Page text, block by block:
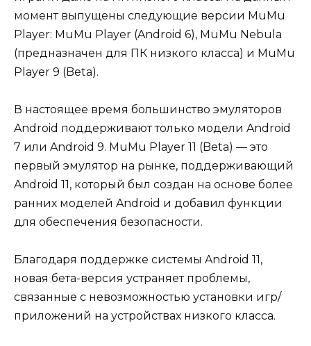
момент выпущены следующие версии MuMu
Player: MuMu Player (Android 6), MuMu Nebula
(предназначен для ПК низкого класса) и MuMu
Player 9 (Beta).
В настоящее время большинство эмуляторов
Android поддерживают только модели Android
7 или Android 9. MuMu Player 11 (Beta) — это
первый эмулятор на рынке, поддерживающий
Android 11, который был создан на основе более
ранних моделей Android и добавил функции
для обеспечения безопасности.
Благодаря поддержке системы Android 11,
новая бета-версия устраняет проблемы,
связанные с невозможностью установки игр/
приложений на устройствах низкого класса.